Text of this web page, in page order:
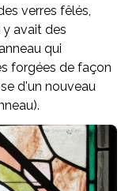
verres fêlés,
avait des
qui
forgées de façon
d'un nouveau